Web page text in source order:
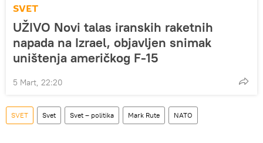
SVET
UŽIVO Novi talas iranskih raketnih
napada na Izrael, objavljen snimak
uništenja američkog F-15
5 Mart, 22:20
SVET Svet Svet – politika Mark Rute NATO